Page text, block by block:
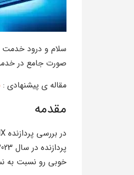
سلام و درود خدمت
صورت جامع در
مقاله ی پیشنهادی :
مقدمه
خوبی رو نسبت به